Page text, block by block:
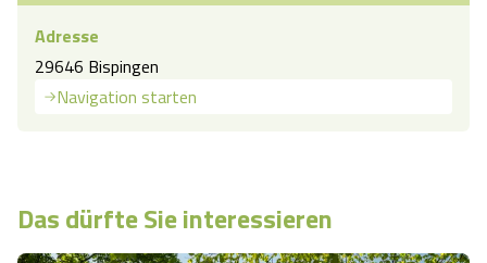
Das dürfte Sie interessieren
Adresse
29646 Bispingen
Navigation starten